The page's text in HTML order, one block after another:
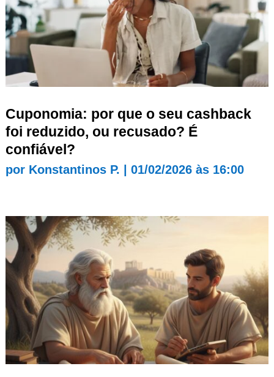
Cuponomia: por que o seu cashback
foi reduzido, ou recusado? É
confiável?
por Konstantinos P. 01/02/2026 às 16:00